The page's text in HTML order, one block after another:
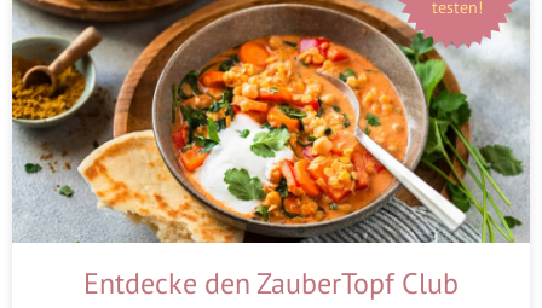
testen!
Entdecke den ZauberTopf Club